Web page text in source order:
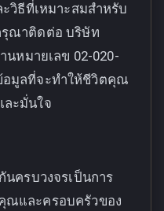
วิธีที่เหมาะสมสำหรับ
ณาติดต่อ บริษัท
นหมายเลข 02-020-
อมูลที่จะทำให้ชีวิตคุณ
ะมั่นใจ
นครบวงจรเป็นการ
ณและครอบครัวของ